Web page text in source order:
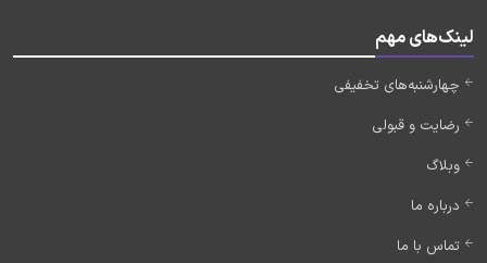
لینک‌های مهم
چهارشنبه‌های تخفیفی
رضایت و قبولی
وبلاگ
درباره ما
تماس با ما